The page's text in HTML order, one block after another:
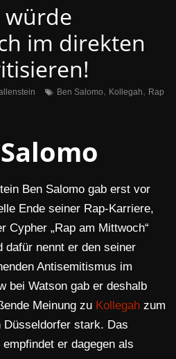
würde
im direkten
Ben Salomo, Kollegah, Rap
Ben Salomo gab erst vor
Ende seiner Rap-Karriere,
Cypher „Rap am Mittwoch“
dafür nennt er den seiner
Antisemitismus im
bei Watson gab er deshalb
Meinung zu Kollegah zum
stark. Das
er dagegen als